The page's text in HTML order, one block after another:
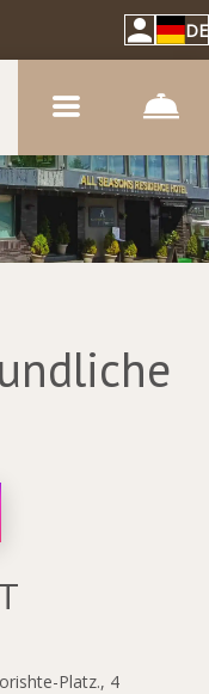
DE
Platz., 4